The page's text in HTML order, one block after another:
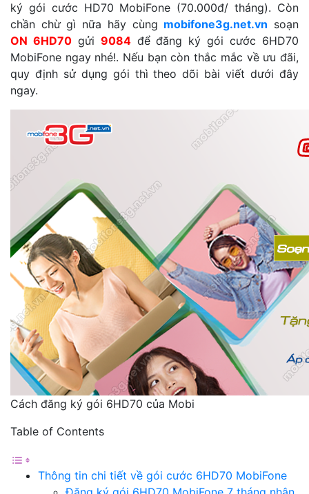
ký gói cước HD70 MobiFone (70.000đ/ tháng). Còn
chần chừ gì nữa hãy cùng mobifone3g.net.vn soạn
ON 6HD70gửi 9084để đăng ký gói cước 6HD70
MobiFone ngay nhé!. Nếu bạn còn thắc mắc về ưu đãi,
quy định sử dụng gói thì theo dõi bài viết dưới đây
ngay.
Cách đăng ký gói 6HD70 của Mobi
Table of Contents
Thông tin chi tiết về gói cước 6HD70 MobiFone